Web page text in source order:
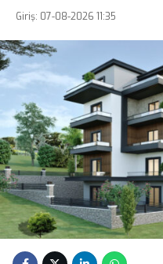
Giriş: 07-08-2026 11:35